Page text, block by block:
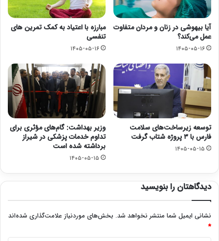
آیا بیهوشی در زنان و مردان متفاوت
عمل می‌کند؟
۱۴۰۵-۰۵-۱۶
مبارزه با اعتیاد به کمک تمرین های
تنفسی
۱۴۰۵-۰۵-۱۶
توسعه زیرساخت‌های سلامت
فارس با ۳ پروژه شتاب گرفت
۱۴۰۵-۰۵-۱۵
وزیر بهداشت: گام‌های مؤثری برای
تداوم خدمات پزشکی در شیراز
برداشته شده است
۱۴۰۵-۰۵-۱۵
دیدگاهتان را بنویسید
نشانی ایمیل شما منتشر نخواهد شد. بخش‌های موردنیاز علامت‌گذاری شده‌اند
*